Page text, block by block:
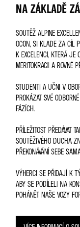
NA ZÁKLADĚ
SOUTĚŽ ALPINE
OCON, SI KLADE ZA CÍL
K EXCELENCI, KTERÁ JE
MERITOKRACII A ROVNÉ
STUDENTI A UČNI V
PROKÁZAT SVÉ
FÁZÍCH.
PŘÍLEŽITOST PŘEDÁVAT
SOUTĚŽIVÉHO DUCHA
PŘEKONÁVÁNÍ SEBE
VÝHERCI SE PŘIDAJÍ K
ABY SE PODÍLELI NA
POHÁNĚT NAŠE VOZY